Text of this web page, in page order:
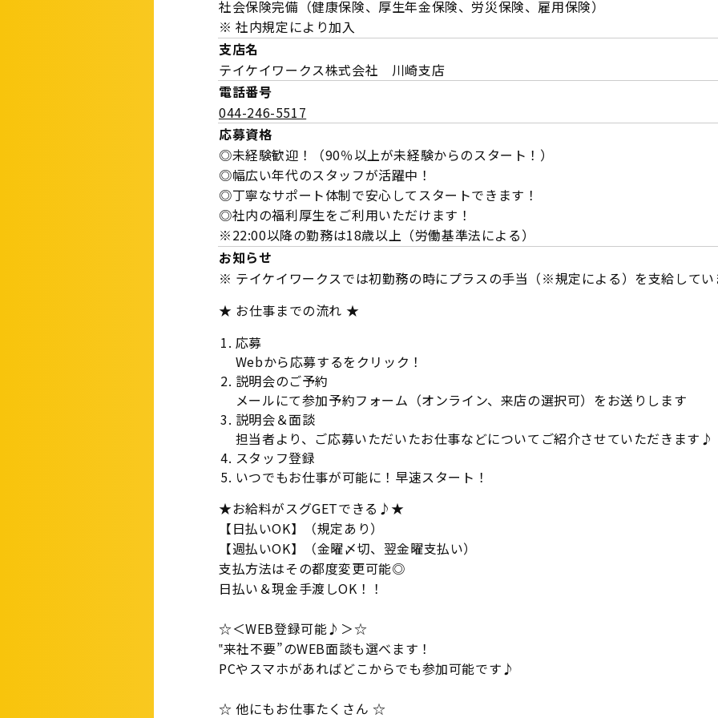
社会保険完備（健康保険、厚生年金保険、労災保険、雇用保険）
※ 社内規定により加入
支店名
テイケイワークス株式会社 川崎支店
電話番号
044-246-5517
応募資格
◎未経験歓迎！（90％以上が未経験からのスタート！）
◎幅広い年代のスタッフが活躍中！
◎丁寧なサポート体制で安心してスタートできます！
◎社内の福利厚生をご利用いただけます！
※22:00以降の勤務は18歳以上（労働基準法による）
お知らせ
※ テイケイワークスでは初勤務の時にプラスの手当（※規定による）を支給してい
★ お仕事までの流れ ★
応募
Webから応募するをクリック！
説明会のご予約
メールにて参加予約フォーム（オンライン、来店の選択可）をお送りします
説明会＆面談
担当者より、ご応募いただいたお仕事などについてご紹介させていただきます♪
スタッフ登録
いつでもお仕事が可能に！早速スタート！
★お給料がスグGETできる♪★
【日払いOK】（規定あり）
【週払いOK】（金曜〆切、翌金曜支払い）
支払方法はその都度変更可能◎
日払い＆現金手渡しOK！！
☆＜WEB登録可能♪＞☆
‟来社不要”のWEB面談も選べます！
PCやスマホがあればどこからでも参加可能です♪
☆ 他にもお仕事たくさん ☆